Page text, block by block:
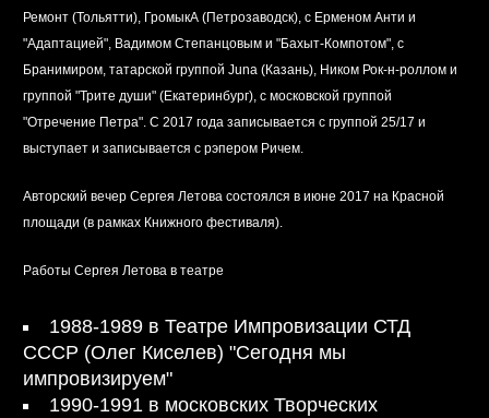
Ремонт(Тольятти), ГромыкА(Петрозаводск), с ЕрменомАнти и
"Адаптацией", Вадимом Степанцовыми "Бахыт-Компотом", с
Бранимиром, татарской группой Juna (Казань), Ником Рок-н-роллом и
группой "Трите души" (Екатеринбург), с московской группой
"Отречение Петра". С 2017 года записывается с группой 25/17 и
выступает и записывается с рэпером Ричем.
Авторский вечер Сергея Летова состоялся в июне 2017 на Красной
площади (в рамках Книжного фестиваля).
Работы Сергея Летова в театре
1988-1989 в Театре Импровизации СТД
СССР (Олег Киселев) "Сегодня мы
импровизируем"
1990-1991 в московских Творческих